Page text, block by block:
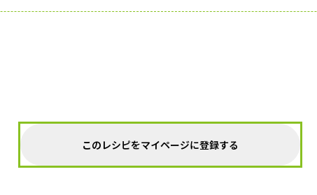
このレシピをマイページに登録する